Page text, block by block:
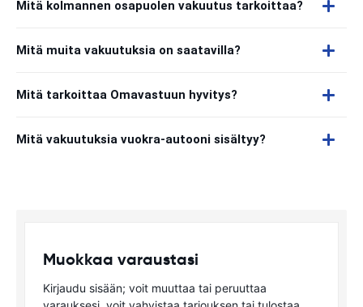
Mitä kolmannen osapuolen vakuutus tarkoittaa?
Mitä muita vakuutuksia on saatavilla?
Mitä tarkoittaa Omavastuun hyvitys?
Mitä vakuutuksia vuokra-autooni sisältyy?
Muokkaa varaustasi
Kirjaudu sisään; voit muuttaa tai peruuttaa